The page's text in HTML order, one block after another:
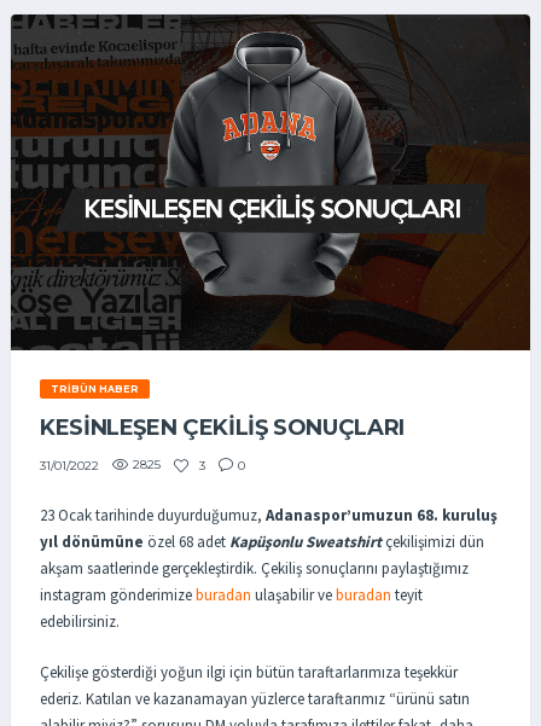
TRIBÜN HABER
KESİNLEŞEN ÇEKİLİŞ SONUÇLARI
31/01/2022 2825 3 0
23 Ocak tarihinde duyurduğumuz, Adanaspor’umuzun 68. kuruluş
yıl dönümüne özel 68 adet Kapüşonlu Sweatshirtçekilişimizi dün
akşam saatlerinde gerçekleştirdik. Çekiliş sonuçlarını paylaştığımız
instagram gönderimizeburadan ulaşabilir veburadan teyit
edebilirsiniz.
Çekilişe gösterdiği yoğun ilgi için bütün taraftarlarımıza teşekkür
ederiz. Katılan ve kazanamayan yüzlerce taraftarımız “ürünü satın